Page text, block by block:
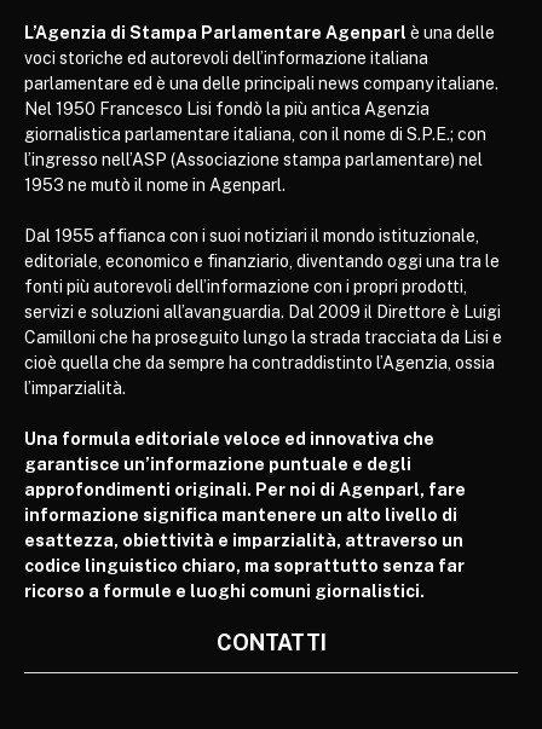
L’Agenzia di Stampa Parlamentare Agenparl è una delle
voci storiche ed autorevoli dell’informazione italiana
parlamentare ed è una delle principali news company italiane.
Nel 1950 Francesco Lisi fondò la più antica Agenzia
giornalistica parlamentare italiana, con il nome di S.P.E.; con
l’ingresso nell’ASP (Associazione stampa parlamentare) nel
1953 ne mutò il nome in Agenparl.
Dal 1955 affianca con i suoi notiziari il mondo istituzionale,
editoriale, economico e finanziario, diventando oggi una tra le
fonti più autorevoli dell’informazione con i propri prodotti,
servizi e soluzioni all’avanguardia. Dal 2009 il Direttore è Luigi
Camilloni che ha proseguito lungo la strada tracciata da Lisi e
cioè quella che da sempre ha contraddistinto l’Agenzia, ossia
l’imparzialità.
Una formula editoriale veloce ed innovativa che
garantisce un’informazione puntuale e degli
approfondimenti originali. Per noi di Agenparl, fare
informazione significa mantenere un alto livello di
esattezza, obiettività e imparzialità, attraverso un
codice linguistico chiaro, ma soprattutto senza far
ricorso a formule e luoghi comuni giornalistici.
CONTATTI